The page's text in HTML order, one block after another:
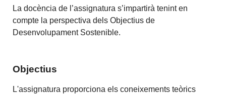
La docència de l’assignatura s’impartirà tenint en
compte la perspectiva dels Objectius de
Desenvolupament Sostenible.
Objectius
L'assignatura proporciona els coneixements teòrics